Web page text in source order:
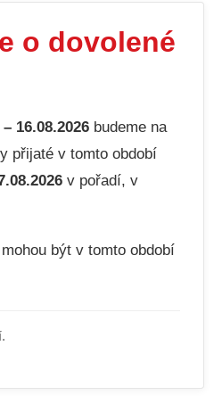
á
a
c
v
k
y
v
s
u
o dovolené
16.08.2026 budeme na
přijaté v tomto období
v pořadí, v
být v tomto období